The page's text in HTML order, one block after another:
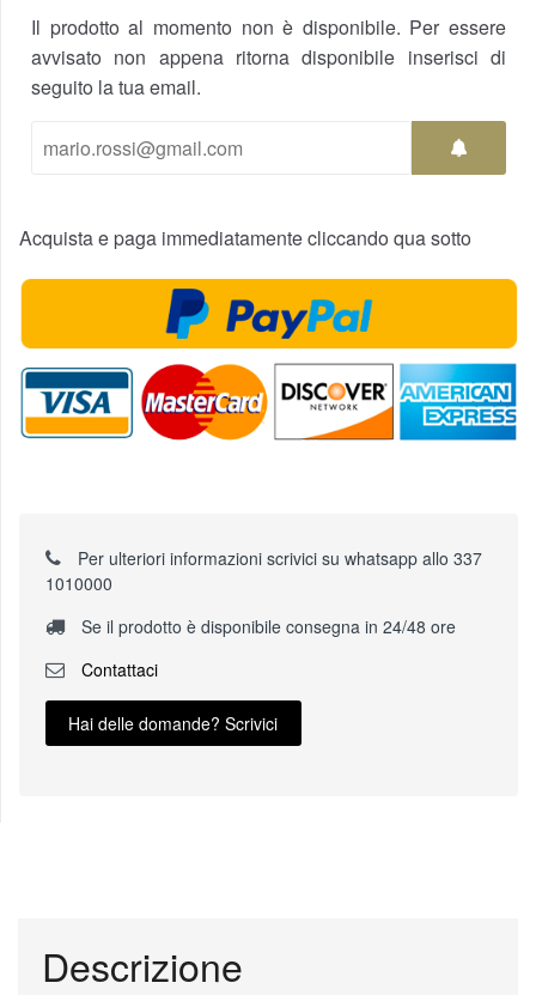
Il prodotto al momento non è disponibile. Per essere
avvisato non appena ritorna disponibile inserisci di
seguito la tua email.
Acquista e paga immediatamente cliccando qua sotto
Per ulteriori informazioni scrivici su whatsapp allo 337
1010000
Se il prodotto è disponibile consegna in 24/48 ore
Contattaci
Hai delle domande? Scrivici
Descrizione